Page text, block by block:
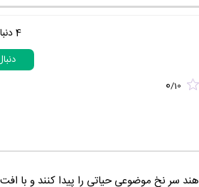
4
0/10
سر نخ موضوعی حیاتی را پیدا کنند و با